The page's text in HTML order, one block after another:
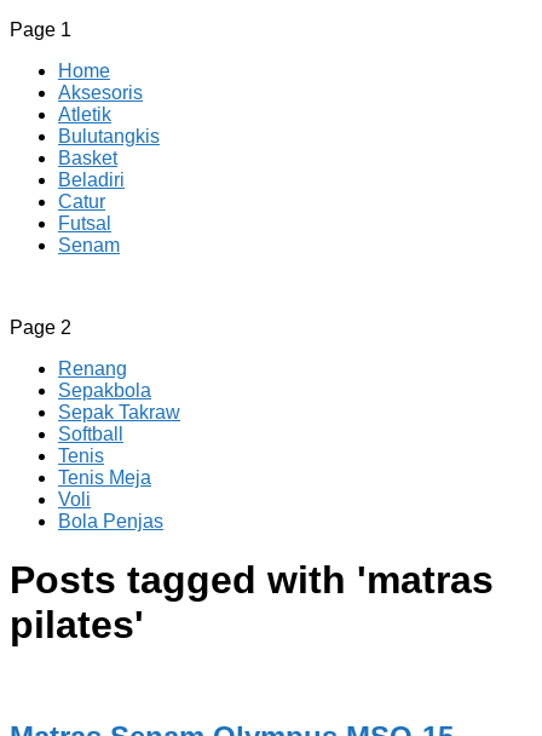
Page 1
Home
Aksesoris
Atletik
Bulutangkis
Basket
Beladiri
Catur
Futsal
Senam
CV JAYA BERSAMA Co Id
Menyediakan Semua Perlengkapan Olahraga Yang
Page 2
Renang
Sepakbola
Sepak Takraw
Softball
Tenis
Tenis Meja
Voli
Bola Penjas
Posts tagged with 'matras
pilates'